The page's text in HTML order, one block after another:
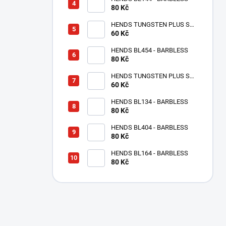
80 Kč
HENDS TUNGSTEN PLUS S
MALOU DRÁŽKOU -
60 Kč
HENDS BL454 - BARBLESS
80 Kč
HENDS TUNGSTEN PLUS S
MALOU DRÁŽKOU - MĚDĚNÝ
60 Kč
HENDS BL134 - BARBLESS
80 Kč
HENDS BL404 - BARBLESS
80 Kč
HENDS BL164 - BARBLESS
80 Kč